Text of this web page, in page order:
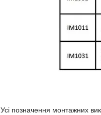
Усі позначення монтажних